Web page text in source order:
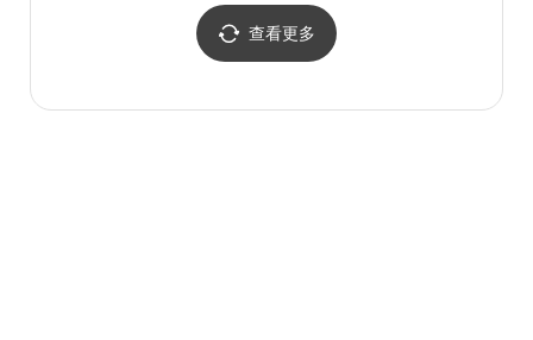
查看更多